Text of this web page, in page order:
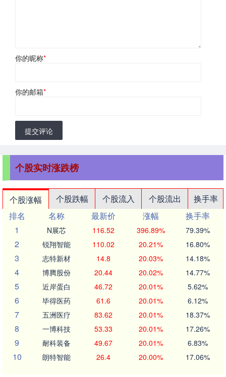
你的昵称*
你的邮箱*
提交评论
个股实时涨跌榜
个股涨幅 个股跌幅 个股流入 个股流出
换手率
排名
名称 最新价 涨幅
换手率
1
N展芯 116.52 396.89% 79.39%
2 锐翔智能 110.02 20.21% 16.80%
3 志特新材 14.8 20.03% 14.18%
4 博腾股份 20.44 20.02% 14.77%
5 近岸蛋白 46.72 20.01% 5.62%
6 毕得医药 61.6 20.01% 6.12%
7 五洲医疗 83.62 20.01% 18.37%
8 一博科技 53.33 20.01% 17.26%
9 耐科装备 49.67 20.01% 6.83%
10 朗特智能 26.4 20.00% 17.06%